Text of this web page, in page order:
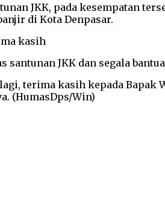
JKK, pada kesempatan
di Kota Denpasar.
kasih
santunan JKK dan segala
terima kasih kepada Bapak
(HumasDps/Win)